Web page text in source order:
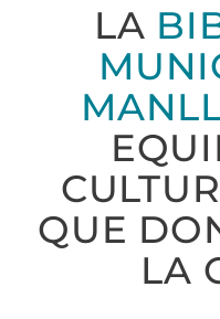
LA
QUE
LA